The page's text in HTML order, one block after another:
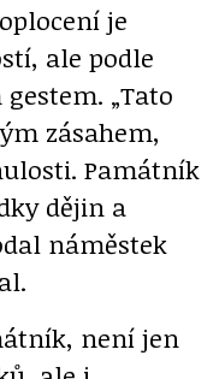
je
ale podle
„Tato
zásahem,
Památník
dějin a
náměstek
není jen